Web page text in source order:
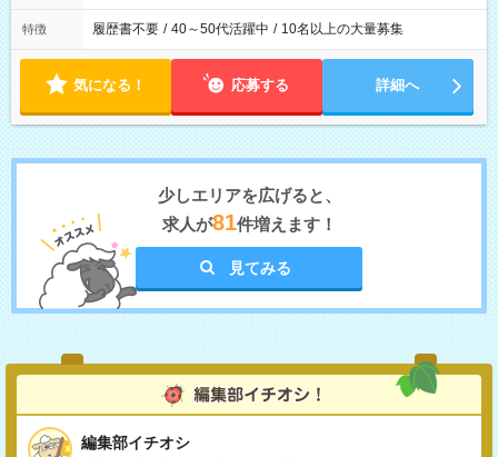
特徴 履歴書不要 / 40～50代活躍中 / 10名以上の大量募集
気になる！ 応募する 詳細へ
少しエリアを広げると、
求人が81件増えます！
見てみる
編集部イチオシ